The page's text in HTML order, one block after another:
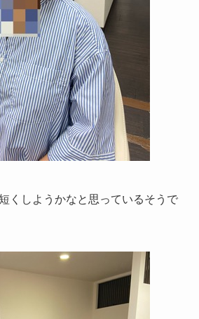
くしようかなと思っているそうで